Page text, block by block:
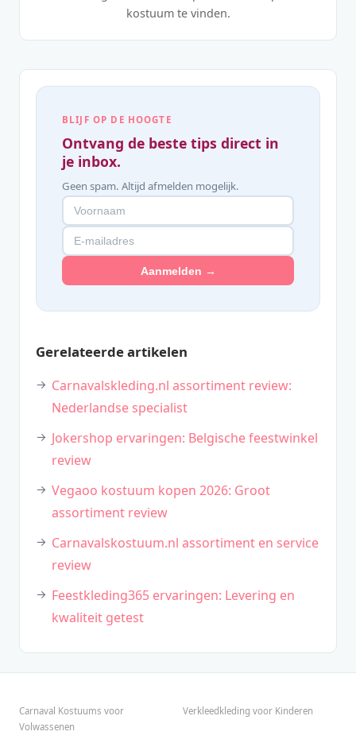
kostuum te vinden.
BLIJF OP DE HOOGTE
Ontvang de beste tips direct in
je inbox.
Geen spam. Altijd afmelden mogelijk.
Aanmelden →
Gerelateerde artikelen
Carnavalskleding.nl assortiment review:
Nederlandse specialist
Jokershop ervaringen: Belgische feestwinkel
review
Vegaoo kostuum kopen 2026: Groot
assortiment review
Carnavalskostuum.nl assortiment en service
review
Feestkleding365 ervaringen: Levering en
kwaliteit getest
Carnaval Kostuums voor
Volwassenen
Verkleedkleding voor Kinderen